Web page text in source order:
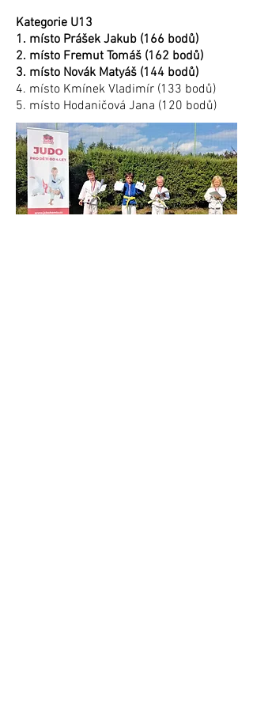
Kategorie U13
1. místo Prášek Jakub (166 bodů)
2. místo Fremut Tomáš (162 bodů)
3. místo Novák Matyáš (144 bodů)
4. místo Kmínek Vladimír (133 bodů)
5. místo Hodaničová Jana (120 bodů)